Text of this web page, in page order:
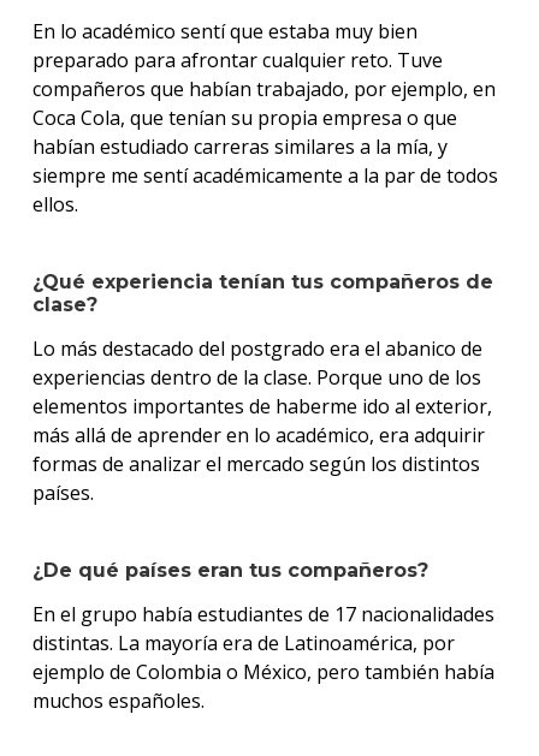
En lo académico sentí que estaba muy bien
preparado para afrontar cualquier reto. Tuve
compañeros que habían trabajado, por ejemplo, en
Coca Cola, que tenían su propia empresa o que
habían estudiado carreras similares a la mía, y
siempre me sentí académicamente a la par de todos
ellos.
¿Qué experiencia tenían tus compañeros de
clase?
Lo más destacado del postgrado era el abanico de
experiencias dentro de la clase. Porque uno de los
elementos importantes de haberme ido al exterior,
más allá de aprender en lo académico, era adquirir
formas de analizar el mercado según los distintos
países.
¿De qué países eran tus compañeros?
En el grupo había estudiantes de 17 nacionalidades
distintas. La mayoría era de Latinoamérica, por
ejemplo de Colombia o México, pero también había
muchos españoles.